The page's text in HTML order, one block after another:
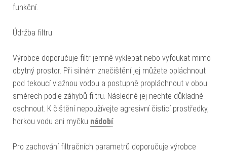
funkční.
Údržba filtru
Výrobce doporučuje filtr jemně vyklepat nebo vyfoukat mimo
obytný prostor. Při silném znečištění jej můžete opláchnout
pod tekoucí vlažnou vodou a postupně propláchnout v obou
směrech podle záhybů filtru. Následně jej nechte důkladně
oschnout. K čištění nepoužívejte agresivní čisticí prostředky,
horkou vodu ani myčku nádobí.
Pro zachování filtračních parametrů doporučuje výrobce